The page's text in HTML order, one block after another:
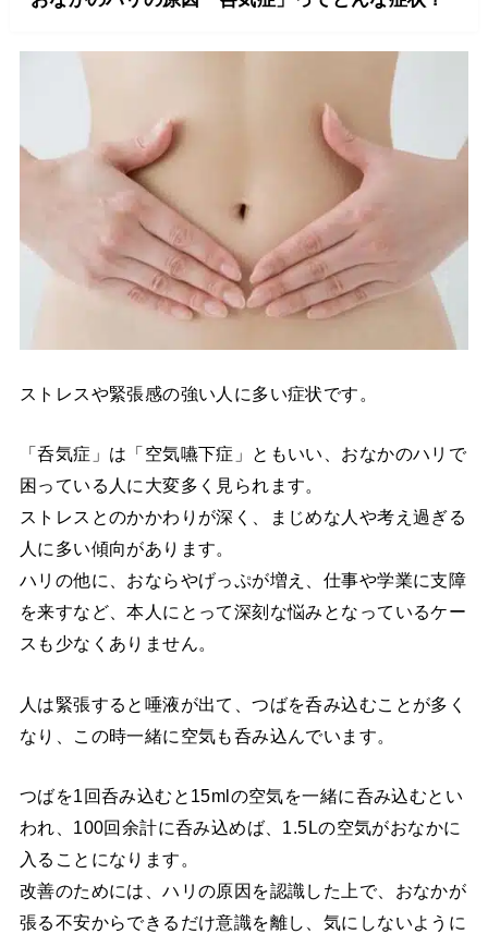
ストレスや緊張感の強い人に多い症状です。
「呑気症」は「空気嚥下症」ともいい、おなかのハリで
困っている人に大変多く見られます。
ストレスとのかかわりが深く、まじめな人や考え過ぎる
人に多い傾向があります。
ハリの他に、おならやげっぷが増え、仕事や学業に支障
を来すなど、本人にとって深刻な悩みとなっているケー
スも少なくありません。
人は緊張すると唾液が出て、つばを呑み込むことが多く
なり、この時一緒に空気も呑み込んでいます。
つばを1回呑み込むと15mlの空気を一緒に呑み込むとい
われ、100回余計に呑み込めば、1.5Lの空気がおなかに
入ることになります。
改善のためには、ハリの原因を認識した上で、おなかが
張る不安からできるだけ意識を離し、気にしないように